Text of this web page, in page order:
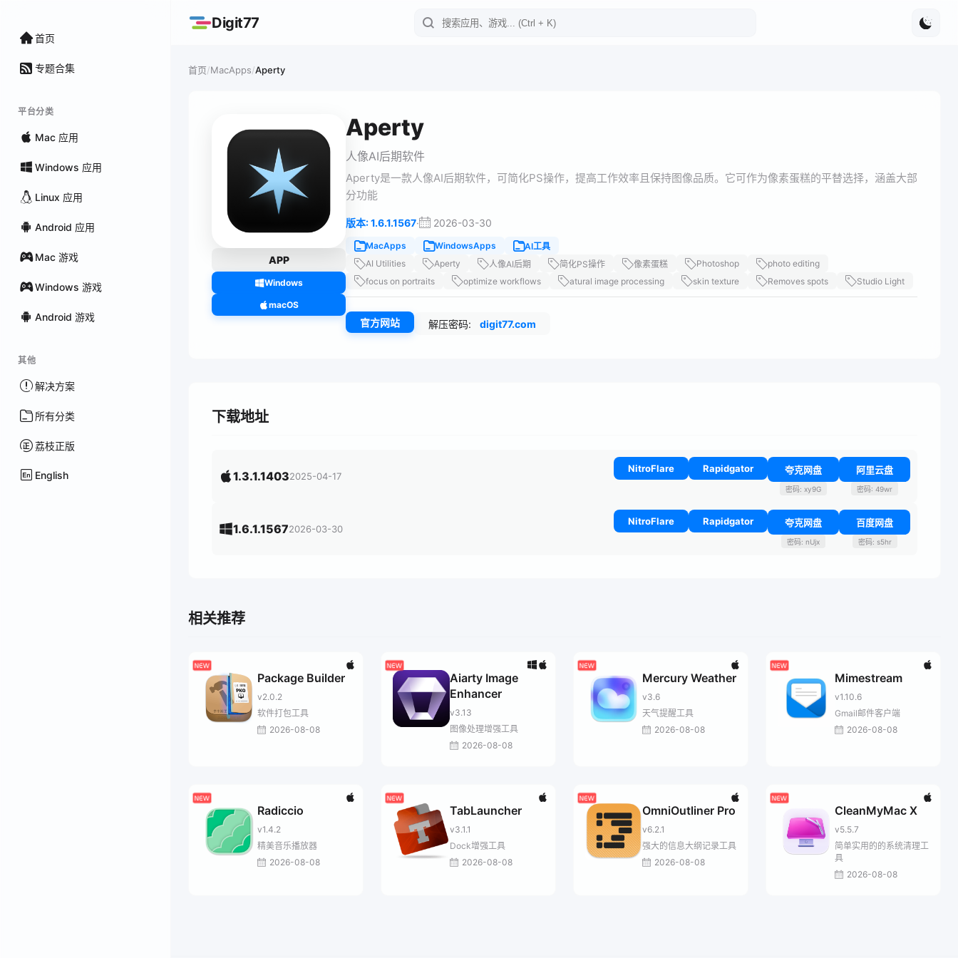
首页
专题合集
平台分类
Mac 应用
Windows 应用
Linux 应用
Android 应用
Mac 游戏
Windows 游戏
Android 游戏
其他
解决方案
所有分类
荔枝正版
English
Digit77
首页/MacApps/Aperty
APP
Windows
macOS
Aperty
人像AI后期软件
Aperty是一款人像AI后期软件，可简化PS操作，提高工作效率且保持图像品质。它可作为像素蛋糕的平替选择，涵盖大部
分功能
版本: 1.6.1.1567· 2026-03-30
MacApps WindowsApps
AI工具
AI Utilities
Aperty 人像AI后期 简化PS操作 像素蛋糕 Photoshop
photo editing
focus on portraits
optimize workflows atural image processing skin texture Removes spots Studio Light
官方网站 解压密码: digit77.com
下载地址
1.3.1.14032025-04-17
NitroFlare Rapidgator 夸克网盘
密码: xy9G
阿里云盘
密码: 49wr
1.6.1.15672026-03-30
NitroFlare Rapidgator 夸克网盘
密码: nUjx
百度网盘
密码: s5hr
相关推荐
Package Builder
v2.0.2
软件打包工具
2026-08-08
Aiarty Image
Enhancer
v3.13
图像处理增强工具
2026-08-08
Mercury Weather
v3.6
天气提醒工具
2026-08-08
Mimestream
v1.10.6
Gmail邮件客户端
2026-08-08
Radiccio
v1.4.2
精美音乐播放器
2026-08-08
TabLauncher
v3.1.1
Dock增强工具
2026-08-08
OmniOutliner Pro
v6.2.1
强大的信息大纲记录工具
2026-08-08
CleanMyMac X
v5.5.7
简单实用的的系统清理工
具
2026-08-08